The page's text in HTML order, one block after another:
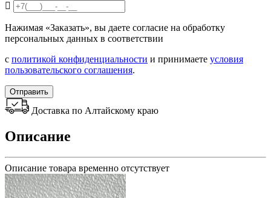
Нажимая «Заказать», вы даете согласие на обработку
персональных данных в соответствии
с политикой конфиденциальности и принимаете условия
пользовательского соглашения.
Отправить
Доставка по Алтайскому краю
Описание
Описание товара временно отсутствует